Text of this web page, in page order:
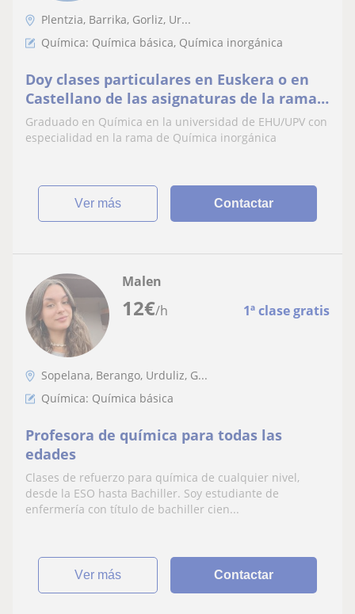
Plentzia, Barrika, Gorliz, Ur...
Química: Química básica, Química inorgánica
Doy clases particulares en Euskera o en
Castellano de las asignaturas de la rama
científica
Graduado en Química en la universidad de EHU/UPV con
especialidad en la rama de Química inorgánica
ver más Contactar
12€/h 1ª clase gratis
Malen
Sopelana, Berango, Urduliz, G...
Química: Química básica
Profesora de química para todas las
edades
Clases de refuerzo para química de cualquier nivel,
desde la ESO hasta Bachiller. Soy estudiante de
enfermería con título de bachiller cien...
ver más Contactar